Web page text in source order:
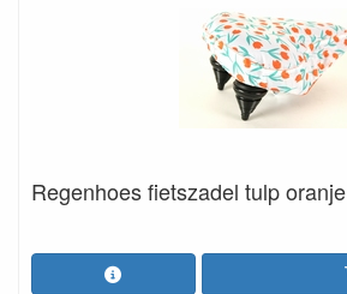
Regenhoes fietszadel tulp oranje